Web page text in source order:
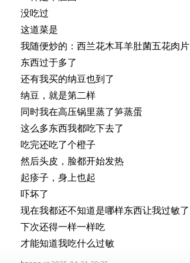
没吃过
这道菜是
我随便炒的：西兰花木耳羊肚菌五花肉片
东西过于多了
还有我买的纳豆也到了
纳豆，就是第二样
同时我在高压锅里蒸了笋蒸蛋
这么多东西我都吃下去了
吃完还吃了个橙子
然后头皮，脸都开始发热
起疹子，身上也起
吓坏了
现在我都还不知道是哪样东西让我过敏了
下次还得一样一样吃
才能知道我吃什么过敏